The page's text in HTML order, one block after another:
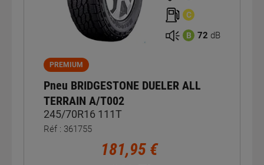
C
B 72 dB
PREMIUM
Pneu BRIDGESTONE DUELER ALL
TERRAIN A/T002
245/70R16 111T
Réf : 361755
181,95 €